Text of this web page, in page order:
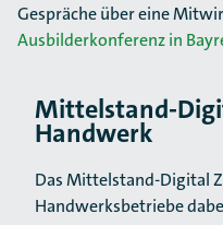
Gespräche über eine
Ausbilderkonferenz in
Mittelstand-
Handwerk
Das Mittelstand-Digital
Handwerks­betriebe